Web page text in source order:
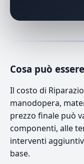
Cosa può
Il costo di
manodopera,
prezzo finale può
componenti, alle
interventi
base.